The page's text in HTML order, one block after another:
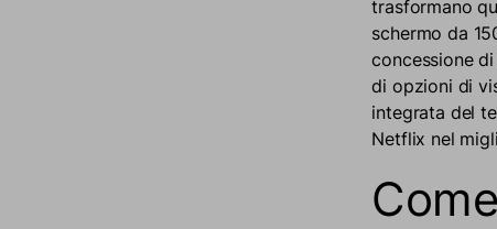
trasformano
schermo da
concessione
di opzioni di
integrata del
Netflix nel